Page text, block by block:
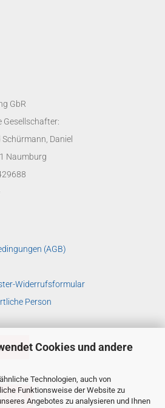
Cookies und andere
Technologien, auch von
Funktionsweise der Website zu
Angebotes zu analysieren und Ihnen
GbR
Daniel
Naumburg
(AGB)
Widerrufsformular
Person